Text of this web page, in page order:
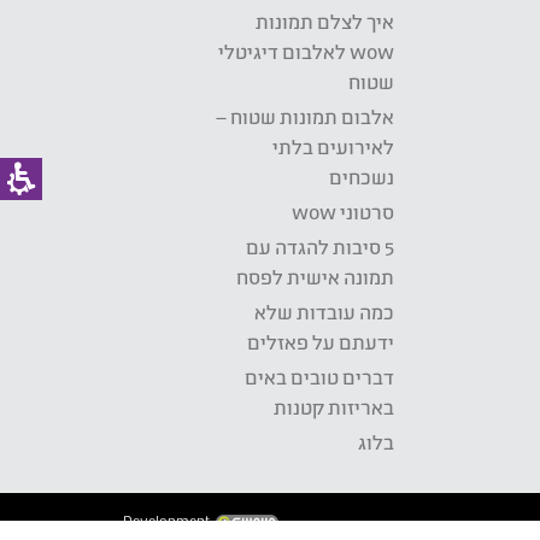
איך לצלם תמונות
wow לאלבום דיגיטלי
שטוח
אלבום תמונות שטוח –
לאירועים בלתי
נשכחים
סרטוני wow
5 סיבות להגדה עם
תמונה אישית לפסח
כמה עובדות שלא
ידעתם על פאזלים
דברים טובים באים
באריזות קטנות
בלוג
Development: